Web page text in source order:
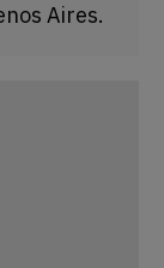
Aires.